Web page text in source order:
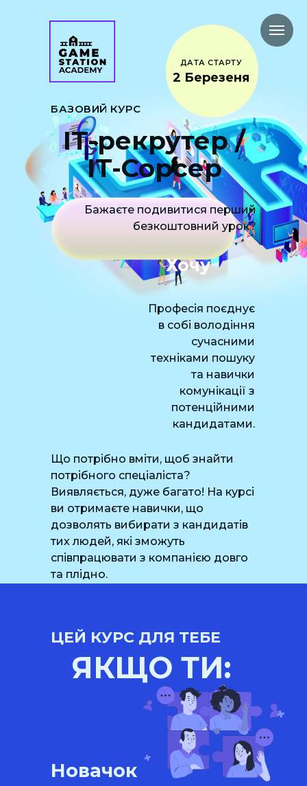
IT-рекрутер /
IT-Сорсер
Бажаєте подивитися перший
безкоштовний урок?
Хочу
БАЗОВИЙ КУРС
Що потрібно вміти, щоб знайти
потрібного спеціаліста?
Виявляється, дуже багато! На курсі
ви отримаєте навички, що
дозволять вибирати з кандидатів
тих людей, які зможуть
співпрацювати з компанією довго
та плідно.
Професія поєднує
в собі володіння
сучасними
техніками пошуку
та навички
комунікації з
потенційними
кандидатами.
2 Березеня
ДАТА СТАРТУ
ЦЕЙ КУРС ДЛЯ ТЕБЕ
ЯКЩО ТИ:
Новачок